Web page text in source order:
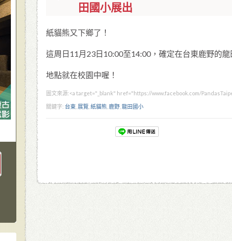
田國小展出
紙貓熊又下鄉了！
這周日11月23日10:00至14:00，確定在台東鹿野的龍
地點就在校園中喔！
圖文來源:<a target="_blank" href="https://www.facebook.com/
關鍵字: 台東 展覽 紙貓熊 鹿野 龍田國小